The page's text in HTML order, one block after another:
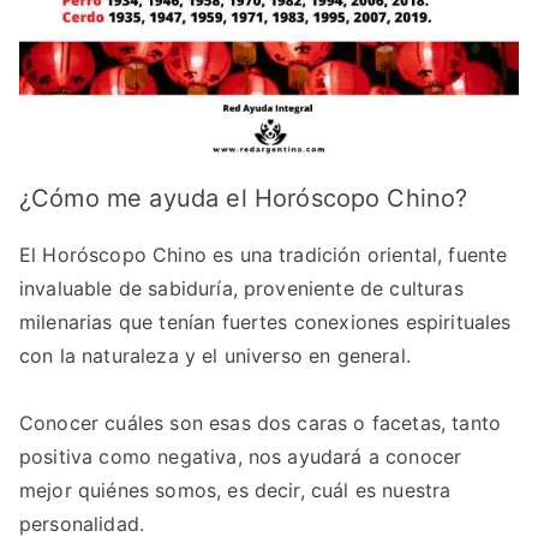
¿Cómo me ayuda el Horóscopo Chino?
El Horóscopo Chino es una tradición oriental, fuente
invaluable de sabiduría, proveniente de culturas
milenarias que tenían fuertes conexiones espirituales
con la naturaleza y el universo en general.
Conocer cuáles son esas dos caras o facetas, tanto
positiva como negativa, nos ayudará a conocer
mejor quiénes somos, es decir, cuál es nuestra
personalidad.